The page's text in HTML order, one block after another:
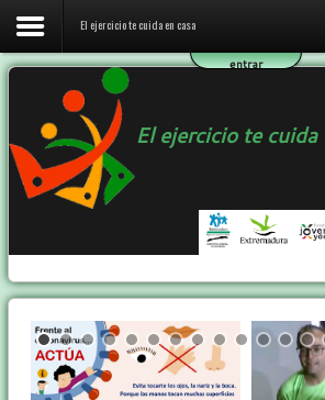
El ejercicio te cuida en casa
El programa ETC
Ejercicio y Salud
Contactar
El ejercicio te cuida en casa
entrar
El ejercicio te cuida